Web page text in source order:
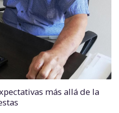
más allá de la